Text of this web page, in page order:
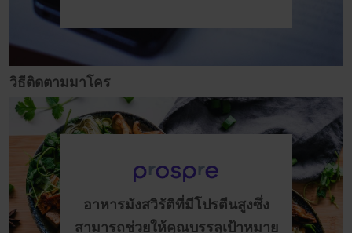
วิธีติดตามมาโคร
อาหารมังสวิรัติที่มีโปรตีนสูงซึ่ง
สามารถช่วยให้คุณบรรลุเป้าหมาย